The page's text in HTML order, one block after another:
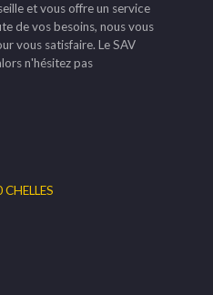
et vous offre un service
de vos besoins, nous vous
vous satisfaire. Le SAV
n'hésitez pas